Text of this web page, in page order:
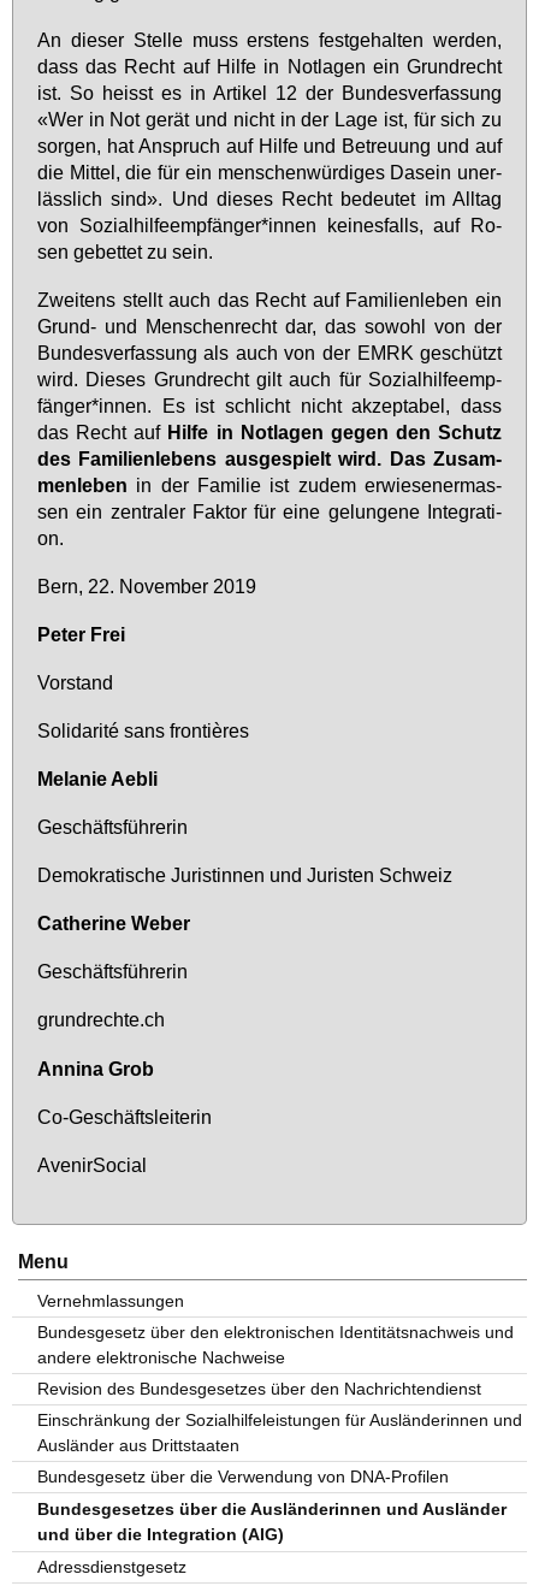
An die­ser Stel­le muss ers­tens fest­ge­hal­ten wer­den,
dass das Recht auf Hil­fe in Not­la­gen ein Grund­recht
ist. So heisst es in Ar­ti­kel 12 der Bun­des­ver­fas­sung
«Wer in Not ge­rät und nicht in der La­ge ist, für sich zu
sor­gen, hat An­spruch auf Hil­fe und Be­treu­ung und auf
die Mit­tel, die für ein men­schen­wür­di­ges Da­sein un­er­
läss­lich sind». Und die­ses Recht be­deu­tet im All­tag
von So­zi­al­hil­fe­emp­fän­ger*in­nen kei­nes­falls, auf Ro­
sen ge­bet­tet zu sein.
Zwei­tens stellt auch das Recht auf Fa­mi­li­en­le­ben ein
Grund- und Men­schen­recht dar, das so­wohl von der
Bun­des­ver­fas­sung als auch von der EM­RK ge­schützt
wird. Die­ses Grund­recht gilt auch für So­zi­al­hil­fe­emp­
fän­ger*in­nen. Es ist schlicht nicht ak­zep­ta­bel, dass
das Recht auf Hil­fe in Not­la­gen ge­gen den Schutz
des Fa­mi­li­en­le­bens aus­ge­spielt wird. Das Zu­sam­
men­le­ben in der Fa­mi­lie ist zu­dem er­wie­se­ner­mas­
sen ein zen­tra­ler Fak­tor für ei­ne ge­lun­ge­ne In­te­gra­ti­
on.
Bern, 22. No­vem­ber 2019
Pe­ter Frei
Vor­stand
So­li­da­rité sans fron­tières
Me­la­nie Aeb­li
Ge­schäfts­füh­re­rin
De­mo­kra­ti­sche Ju­ris­tin­nen und Ju­ris­ten Schweiz
Ca­the­ri­ne We­ber
Ge­schäfts­füh­re­rin
grund­rech­te.ch
An­ni­na Grob
Co-Ge­schäfts­lei­te­rin
Ave­nir­So­ci­al
Menu
Vernehmlassungen
Bundesgesetz über den elektronischen Identitätsnachweis und
andere elektronische Nachweise
Revision des Bundesgesetzes über den Nachrichtendienst
Einschränkung der Sozialhilfeleistungen für Ausländerinnen und
Ausländer aus Drittstaaten
Bundesgesetz über die Verwendung von DNA-Profilen
Bundesgesetzes über die Ausländerinnen und Ausländer
und über die Integration (AIG)
Adressdienstgesetz